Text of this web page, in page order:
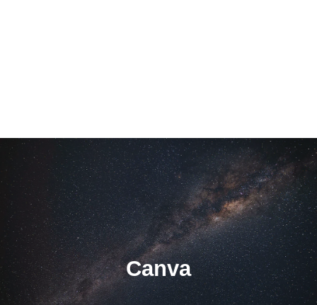
Canva